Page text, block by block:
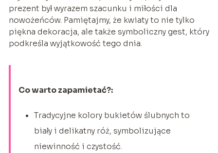
prezent był wyrazem szacunku i miłości dla
nowożeńców. Pamiętajmy, że kwiaty to nie tylko
piękna dekoracja, ale także symboliczny gest, który
podkreśla wyjątkowość tego dnia.
Co warto zapamietać?:
Tradycyjne kolory bukietów ślubnych to
biały i delikatny róż, symbolizujące
niewinność i czystość.